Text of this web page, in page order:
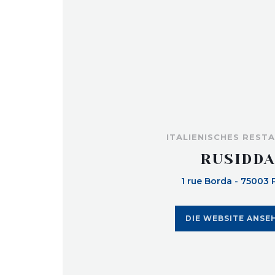
ITALIENISCHES
RUSIDDA
1 rue Borda - 75003
DIE WEBSITE